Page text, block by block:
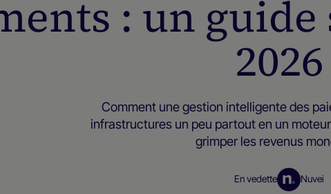
: un
2026
Comment une gestion intelligente des
infrastructures un peu partout en un
grimper les revenus
En vedette Nuvei